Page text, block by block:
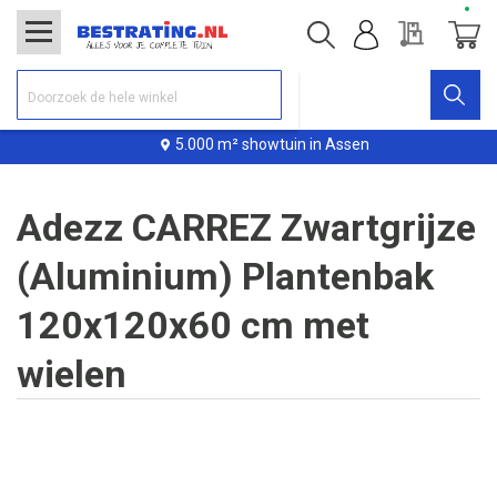
5.000 m² showtuin in Assen
Offerte
Adezz CARREZ Zwartgrijze
(Aluminium) Plantenbak
120x120x60 cm met
wielen